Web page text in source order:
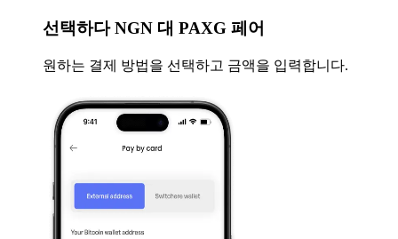
선택하다NGN 대 PAXG 페어
원하는 결제 방법을 선택하고 금액을 입력합니다.